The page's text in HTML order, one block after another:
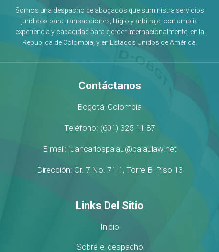
Somos una despacho de abogados que suministra servicios
jurídicos para transacciones, litigio y arbitraje, con amplia
experiencia y capacidad para ejercer internacionalmente, en la
Republica de Colombia, y en Estados Unidos de América.
Contáctanos
Bogotá, Colombia
Teléfono: (601) 325 11 87
E-mail: juancarlospalau@palaulaw.net
Dirección: Cr. 7 No. 71-1, Torre B, Piso 13
Links Del Sitio
Inicio
Sobre el despacho